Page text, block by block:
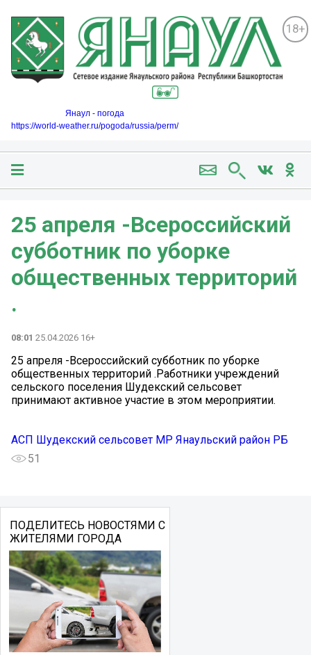
18+
Янаул - погода
https://world-weather.ru/pogoda/russia/perm/
25 апреля -Всероссийский
субботник по уборке
общественных территорий
.
08:01 25.04.2026 16+
25 апреля -Всероссийский субботник по уборке
общественных территорий .Работники учреждений
сельского поселения Шудекский сельсовет
принимают активное участие в этом мероприятии.
АСП Шудекский сельсовет МР Янаульский район РБ
51
ПОДЕЛИТЕСЬ НОВОСТЯМИ С
ЖИТЕЛЯМИ ГОРОДА